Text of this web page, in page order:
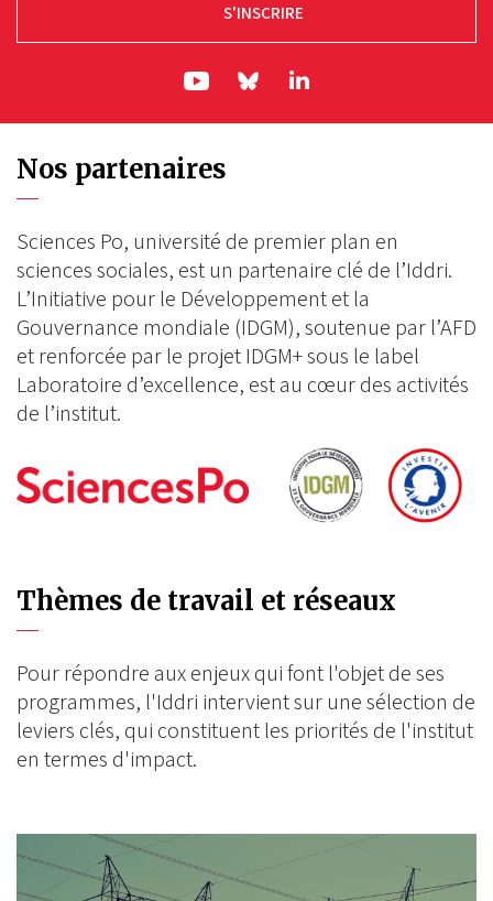
S'INSCRIRE
ln|LinkedIn
Nos partenaires
Sciences Po, université de premier plan en
sciences sociales, est un partenaire clé de l’Iddri.
L’Initiative pour le Développement et la
Gouvernance mondiale (IDGM), soutenue par l’AFD
et renforcée par le projet IDGM+ sous le label
Laboratoire d’excellence, est au cœur des activités
de l’institut.
Thèmes de travail et réseaux
Pour répondre aux enjeux qui font l'objet de ses
programmes, l'Iddri intervient sur une sélection de
leviers clés, qui constituent les priorités de l'institut
en termes d'impact.